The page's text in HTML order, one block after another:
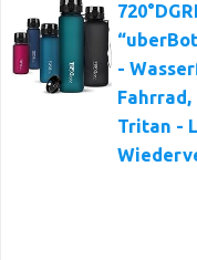
-
Tritan -